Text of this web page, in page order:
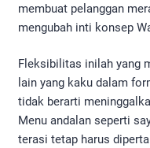
membuat pelanggan
mengubah inti konsep
Fleksibilitas inilah yang
lain yang kaku dalam
tidak berarti
Menu andalan seperti
terasi tetap harus